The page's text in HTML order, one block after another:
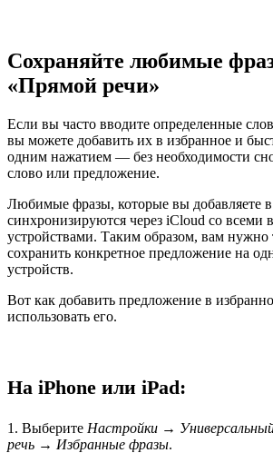
Сохраняйте любимые
«Прямой речи»
Если вы часто вводите определенные
вы можете добавить их в избранное и
одним нажатием — без необходимости
слово или предложение.
Любимые фразы, которые вы добавляете
синхронизируются через iCloud со
устройствами. Таким образом, вам нужно
сохранить конкретное предложение на
устройств.
Вот как добавить предложение в
использовать его.
На iPhone или iPad:
1. Выберите Настройки →
речь → Избранные фразы.